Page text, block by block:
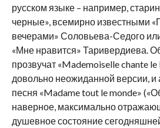
русском языке – например,
черные», всемирно известными
вечерами» Соловьева-Седого
«Мне нравится» Таривердиева.
прозвучат «Mademoiselle chante le
довольно неожиданной версии, и
песня «Madame tout le monde»
наверное, максимально
душевное состояние